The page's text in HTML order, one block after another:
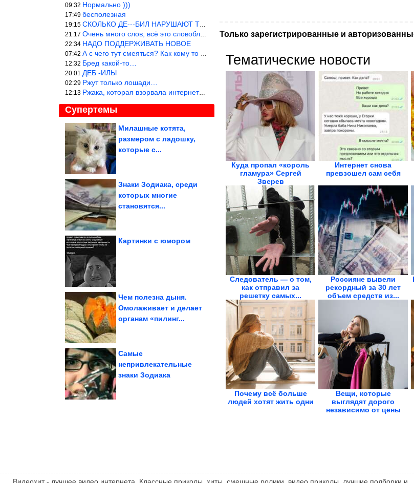
09:32 Нормально )))
17:49 бесполезная
19:15 СКОЛЬКО ДЕ---БИЛ НАРУШАЮТ ТЕХНИКУ БЕЗОПАСНОСТИ
21:17 Очень много слов, всё это словоблудие можно было уложить в 1 мин
22:34 НАДО ПОДДЕРЖИВАТЬ НОВОЕ
07:42 А с чего тут смеяться? Как кому то больно? Не смешно.
12:32 Бред какой-то…
20:01 ДЕБ -ИЛЫ
02:29 Ржут только лошади…
12:13 Ржака, которая взорвала интернет? Нет, количество рекламы выводи
Супертемы
Милашные котята,
размером с ладошку,
которые с...
Приколы в стиле «Когда
Знаки Зодиака, среди
которых многие
становятся...
Картинки с юмором
Чем полезна дыня.
Омолаживает и делает
органам «пилинг...
Его всегда не хватает.
Самые
непривлекательные
знаки Зодиака
содействии
террористической
Только зарегистрированные и
Тематические новости
Куда пропал «король
гламура» Сергей
Зверев
Интернет снова
превзошел сам себя
Следователь — о том,
как отправил за
решетку самых...
Россияне вывели
рекордный за 30 лет
объем средств из...
Почему всё больше
людей хотят жить одни
Вещи, которые
выглядят дорого
независимо от цены
Видеохит - лучшее видео интернета. Классные приколы, хиты, смешные ролики, видео приколы, лучшие подборки и